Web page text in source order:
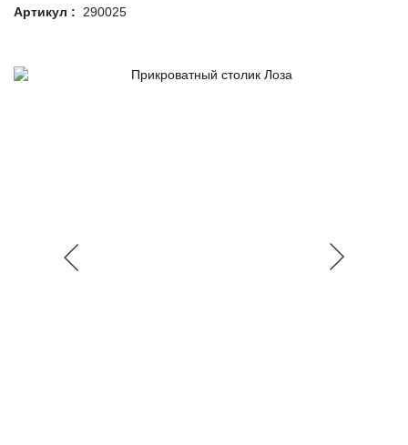
Артикул : 290025